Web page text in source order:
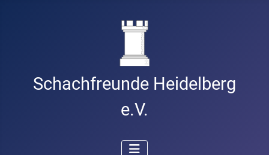
Schachfreunde Heidelberg
e.V.